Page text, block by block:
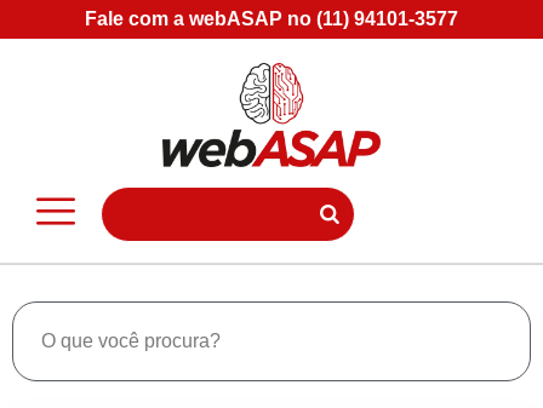
Fale com a webASAP no (11) 94101-3577